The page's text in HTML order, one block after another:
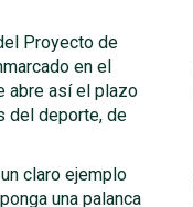
Proyecto de
en el
abre así el plazo
del deporte, de
claro ejemplo
una palanca